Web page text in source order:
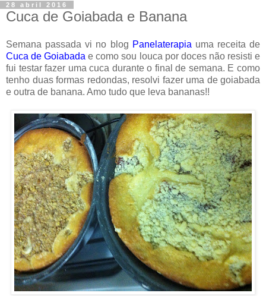
28 abril 2016
Cuca de Goiabada e Banana
Semana passada vi no blog Panelaterapia uma receita de
Cuca de Goiabada e como sou louca por doces não resisti e
fui testar fazer uma cuca durante o final de semana. E como
tenho duas formas redondas, resolvi fazer uma de goiabada
e outra de banana. Amo tudo que leva bananas!!